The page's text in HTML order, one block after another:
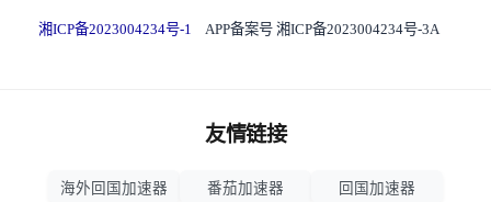
湘ICP备2023004234号-1 APP备案号 湘ICP备2023004234号-3A
友情链接
海外回国加速器 番茄加速器 回国加速器